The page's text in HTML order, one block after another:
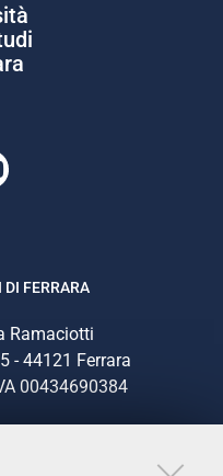
Youtube
DI FERRARA
Ramaciotti
- 44121 Ferrara
00434690384